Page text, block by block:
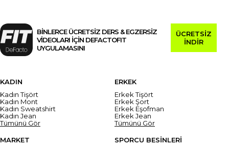
BİNLERCE ÜCRETSİZ DERS & EGZERSİZ
VİDEOLARI İÇİN DEFACTOFIT
UYGULAMASINI
ÜCRETSİZ
İNDİR
KADIN
Kadın Tişört
Kadın Mont
Kadın Sweatshirt
Kadın Jean
Tümünü Gör
ERKEK
Erkek Tişört
Erkek Şort
Erkek Eşofman
Erkek Jean
Tümünü Gör
MARKET
SPORCU BESİNLERİ